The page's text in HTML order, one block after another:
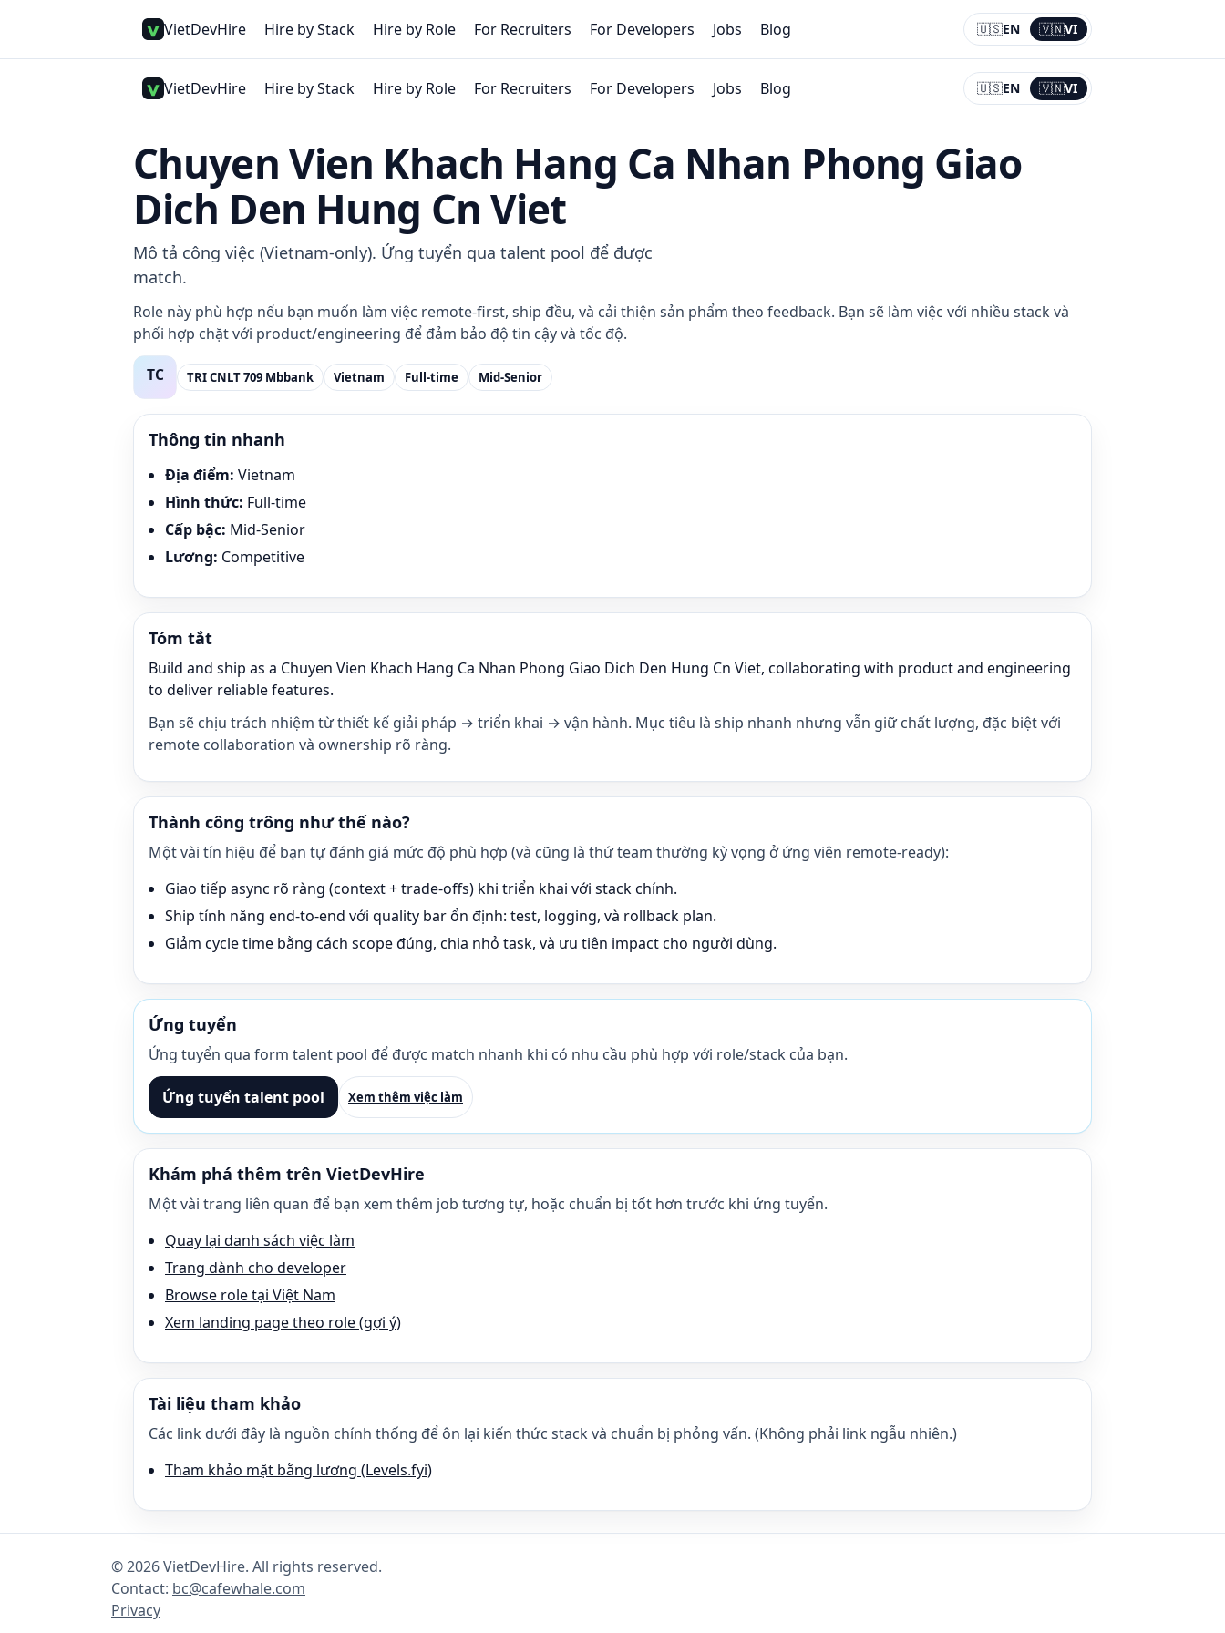
VietDevHire Hire by Stack Hire by Role For Recruiters For Developers Jobs Blog 🇺🇸EN 🇻🇳VI
Current:
VI
VietDevHire
Hire by Stack Hire by Role For Recruiters For Developers Jobs Blog 🇺🇸EN 🇻🇳VI
Current:
VI
Chuyen Vien Khach Hang Ca Nhan Phong Giao
Dich Den Hung Cn Viet
Mô tả công việc (Vietnam-only). Ứng tuyển qua talent pool để được
match.
Role này phù hợp nếu bạn muốn làm việc remote-first, ship đều, và cải thiện sản phẩm theo feedback. Bạn sẽ làm việc với nhiều stack và
phối hợp chặt với product/engineering để đảm bảo độ tin cậy và tốc độ.
TRI CNLT 709 Mbbank Vietnam Full-time Mid-Senior
Thông tin nhanh
Địa điểm: Vietnam
Hình thức: Full-time
Cấp bậc: Mid-Senior
Lương: Competitive
Tóm tắt
Build and ship as a Chuyen Vien Khach Hang Ca Nhan Phong Giao Dich Den Hung Cn Viet, collaborating with product and engineering
to deliver reliable features.
Bạn sẽ chịu trách nhiệm từ thiết kế giải pháp → triển khai → vận hành. Mục tiêu là ship nhanh nhưng vẫn giữ chất lượng, đặc biệt với
remote collaboration và ownership rõ ràng.
Thành công trông như thế nào?
Một vài tín hiệu để bạn tự đánh giá mức độ phù hợp (và cũng là thứ team thường kỳ vọng ở ứng viên remote-ready):
Giao tiếp async rõ ràng (context + trade-offs) khi triển khai với stack chính.
Ship tính năng end-to-end với quality bar ổn định: test, logging, và rollback plan.
Giảm cycle time bằng cách scope đúng, chia nhỏ task, và ưu tiên impact cho người dùng.
Ứng tuyển
Ứng tuyển qua form talent pool để được match nhanh khi có nhu cầu phù hợp với role/stack của bạn.
Ứng tuyển talent pool Xem thêm việc làm
Khám phá thêm trên VietDevHire
Một vài trang liên quan để bạn xem thêm job tương tự, hoặc chuẩn bị tốt hơn trước khi ứng tuyển.
Quay lại danh sách việc làm
Trang dành cho developer
Browse role tại Việt Nam
Xem landing page theo role (gợi ý)
Tài liệu tham khảo
Các link dưới đây là nguồn chính thống để ôn lại kiến thức stack và chuẩn bị phỏng vấn. (Không phải link ngẫu nhiên.)
Tham khảo mặt bằng lương (Levels.fyi)
©2026VietDevHire. All rights reserved.
Contact: bc@cafewhale.com
Privacy